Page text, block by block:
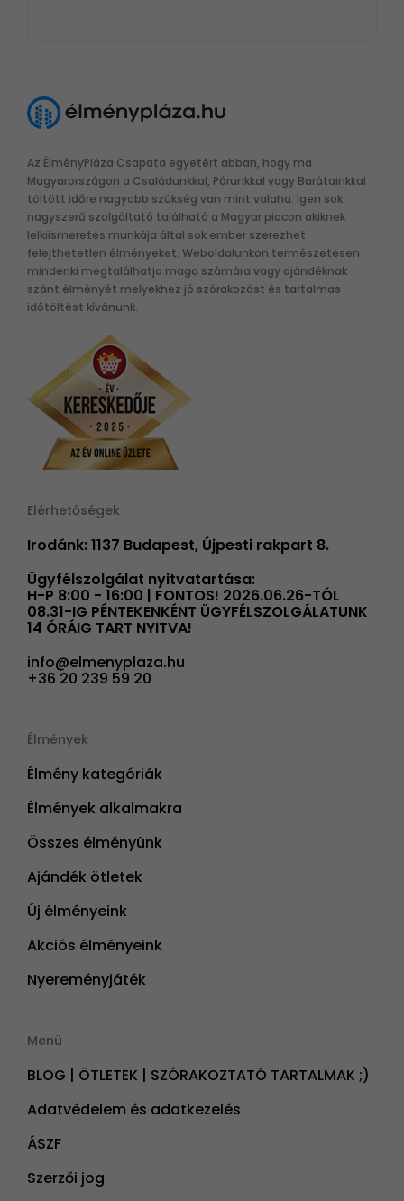
Az ÉlményPláza Csapata egyetért abban, hogy ma
Magyarországon a Családunkkal, Párunkkal vagy Barátainkkal
töltött időre nagyobb szükség van mint valaha. Igen sok
nagyszerű szolgáltató található a Magyar piacon akiknek
lelkiismeretes munkája által sok ember szerezhet
felejthetetlen élményeket. Weboldalunkon természetesen
mindenki megtalálhatja maga számára vagy ajándéknak
szánt élményét melyekhez jó szórakozást és tartalmas
időtöltést kívánunk.
Elérhetőségek
Irodánk: 1137 Budapest, Újpesti rakpart 8.
Ügyfélszolgálat nyitvatartása:
H-P 8:00 - 16:00 | FONTOS! 2026.06.26-TÓL
08.31-IG PÉNTEKENKÉNT ÜGYFÉLSZOLGÁLATUNK
14 ÓRÁIG TART NYITVA!
info@elmenyplaza.hu
+36 20 239 59 20
Élmények
Élmény kategóriák
Élmények alkalmakra
Összes élményünk
Ajándék ötletek
Új élményeink
Akciós élményeink
Nyereményjáték
Menü
BLOG | ÖTLETEK | SZÓRAKOZTATÓ TARTALMAK ;)
Adatvédelem és adatkezelés
ÁSZF
Szerzői jog